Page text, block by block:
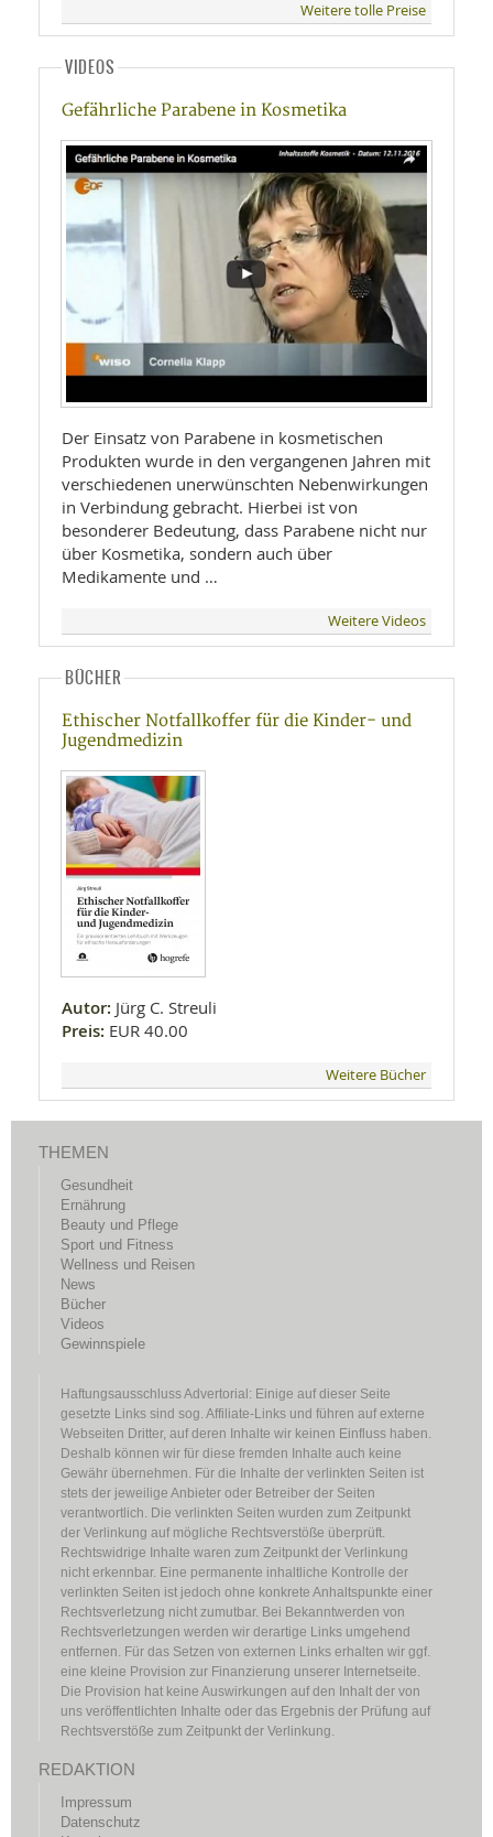
Weitere tolle Preise
VIDEOS
Gefährliche Parabene in Kosmetika
Der Einsatz von Parabene in kosmetischen
Produkten wurde in den vergangenen Jahren mit
verschiedenen unerwünschten Nebenwirkungen
in Verbindung gebracht. Hierbei ist von
besonderer Bedeutung, dass Parabene nicht nur
über Kosmetika, sondern auch über
Medikamente und …
Weitere Videos
BÜCHER
Ethischer Notfallkoffer für die Kinder- und
Jugendmedizin
Autor: Jürg C. Streuli
Preis: EUR 40.00
Weitere Bücher
THEMEN
Gesundheit
Ernährung
Beauty und Pflege
Sport und Fitness
Wellness und Reisen
News
Bücher
Videos
Gewinnspiele
Haftungsausschluss Advertorial: Einige auf dieser Seite
gesetzte Links sind sog. Affiliate-Links und führen auf externe
Webseiten Dritter, auf deren Inhalte wir keinen Einfluss haben.
Deshalb können wir für diese fremden Inhalte auch keine
Gewähr übernehmen. Für die Inhalte der verlinkten Seiten ist
stets der jeweilige Anbieter oder Betreiber der Seiten
verantwortlich. Die verlinkten Seiten wurden zum Zeitpunkt
der Verlinkung auf mögliche Rechtsverstöße überprüft.
Rechtswidrige Inhalte waren zum Zeitpunkt der Verlinkung
nicht erkennbar. Eine permanente inhaltliche Kontrolle der
verlinkten Seiten ist jedoch ohne konkrete Anhaltspunkte einer
Rechtsverletzung nicht zumutbar. Bei Bekanntwerden von
Rechtsverletzungen werden wir derartige Links umgehend
entfernen. Für das Setzen von externen Links erhalten wir ggf.
eine kleine Provision zur Finanzierung unserer Internetseite.
Die Provision hat keine Auswirkungen auf den Inhalt der von
uns veröffentlichten Inhalte oder das Ergebnis der Prüfung auf
Rechtsverstöße zum Zeitpunkt der Verlinkung.
REDAKTION
Impressum
Datenschutz